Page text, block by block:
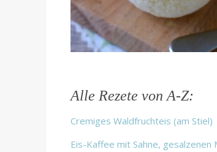
Alle Rezete von A-Z:
Cremiges Waldfruchteis (am Stiel)
Eis-Kaffee mit Sahne, gesalzenen